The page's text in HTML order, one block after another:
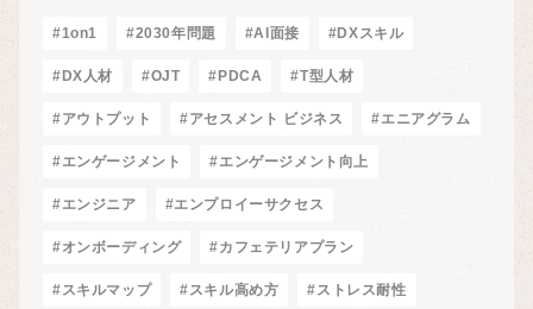
#1on1 #2030年問題 #AI面接 #DXスキル
#DX人材 #OJT #PDCA #T型人材
#アウトプット #アセスメント ビジネス #エニアグラム
#エンゲージメント #エンゲージメント向上
#エンジニア #エンプロイーサクセス
#オンボーディング #カフェテリアプラン
#スキルマップ #スキル高め方 #ストレス耐性